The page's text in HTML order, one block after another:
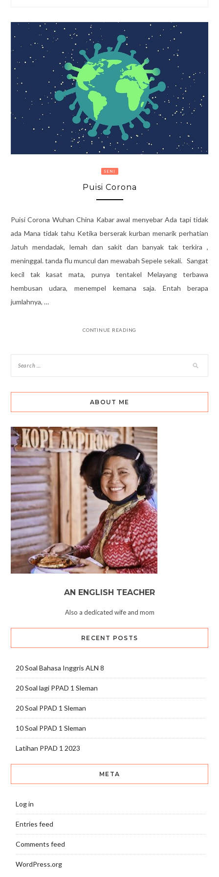
SENI
Puisi Corona
Puisi Corona Wuhan China Kabar awal menyebar Ada tapi tidak
ada Mana tidak tahu Ketika berserak kurban menarik perhatian
Jatuh mendadak, lemah dan sakit dan banyak tak terkira ,
meninggal. tanda flu muncul dan mewabah Sepele sekali. Sangat
kecil tak kasat mata, punya tentakel Melayang terbawa
hembusan udara, menempel kemana saja. Entah berapa
jumlahnya, …
CONTINUE READING
ABOUT ME
AN ENGLISH TEACHER
Also a dedicated wife and mom
RECENT POSTS
20 Soal Bahasa Inggris ALN 8
20 Soal lagi PPAD 1 Sleman
20 Soal PPAD 1 Sleman
10 Soal PPAD 1 Sleman
Latihan PPAD 1 2023
META
Log in
Entries feed
Comments feed
WordPress.org